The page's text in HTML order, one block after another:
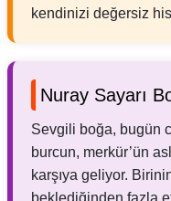
kendinizi değersiz
Nuray Sayarı
Sevgili boğa, bugün
burcun, merkür’ün
karşıya geliyor.